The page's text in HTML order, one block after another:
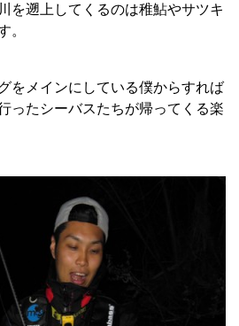
を遡上してくるのは稚鮎やサツキ
。
をメインにしている僕からすれば
ったシーバスたちが帰ってくる楽